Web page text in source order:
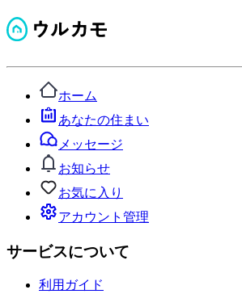
ホーム
あなたの住まい
メッセージ
お知らせ
お気に入り
アカウント管理
サービスについて
利用ガイド